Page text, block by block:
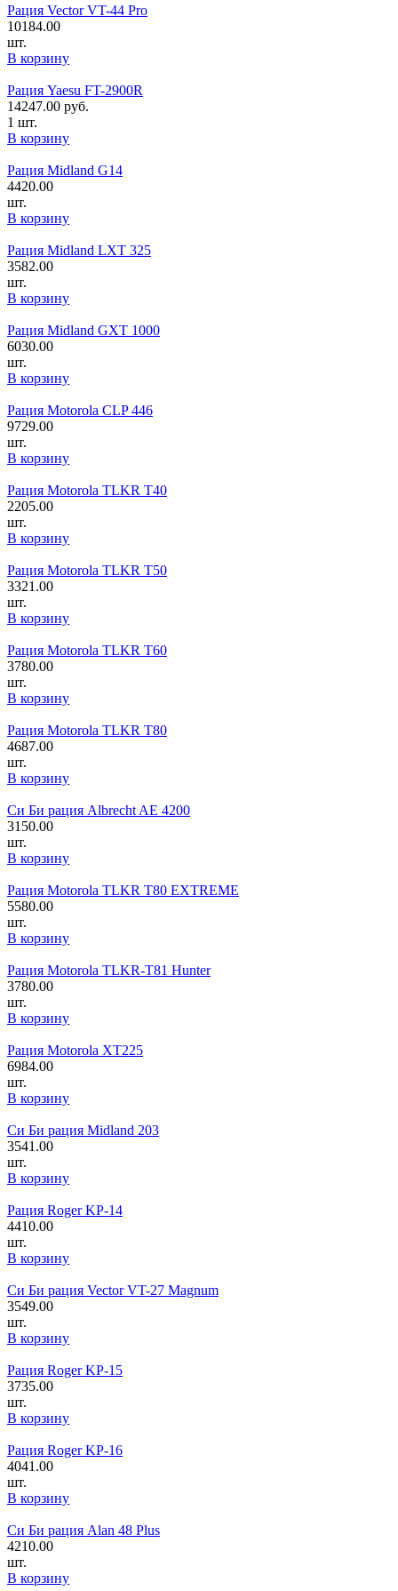
Рация Vector VT-44 Pro
10184.00
шт.
В корзину
Рация Yaesu FT-2900R
14247.00 руб.
1 шт.
В корзину
Рация Midland G14
4420.00
шт.
В корзину
Рация Midland LXT 325
3582.00
шт.
В корзину
Рация Midland GXT 1000
6030.00
шт.
В корзину
Рация Motorola CLP 446
9729.00
шт.
В корзину
Рация Motorola TLKR T40
2205.00
шт.
В корзину
Рация Motorola TLKR T50
3321.00
шт.
В корзину
Рация Motorola TLKR T60
3780.00
шт.
В корзину
Рация Motorola TLKR T80
4687.00
шт.
В корзину
Си Би рация Albrecht AE 4200
3150.00
шт.
В корзину
Рация Motorola TLKR T80 EXTREME
5580.00
шт.
В корзину
Рация Motorola TLKR-T81 Hunter
3780.00
шт.
В корзину
Рация Motorola XT225
6984.00
шт.
В корзину
Си Би рация Midland 203
3541.00
шт.
В корзину
Рация Roger KP-14
4410.00
шт.
В корзину
Си Би рация Vector VT-27 Magnum
3549.00
шт.
В корзину
Рация Roger KP-15
3735.00
шт.
В корзину
Рация Roger KP-16
4041.00
шт.
В корзину
Си Би рация Alan 48 Plus
4210.00
шт.
В корзину